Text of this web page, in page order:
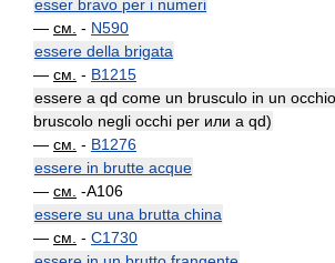
esser bravo per i numeri
— см. - N590
essere della brigata
— см. - B1215
essere a qd come un brusculo in un
bruscolo negli occhi per или a qd)
— см. - B1276
essere in brutte acque
— см. -A106
essere su una brutta china
— см. - C1730